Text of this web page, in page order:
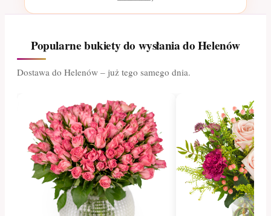
Popularne bukiety do wysłania do Helenów
Dostawa do Helenów – już tego samego dnia.